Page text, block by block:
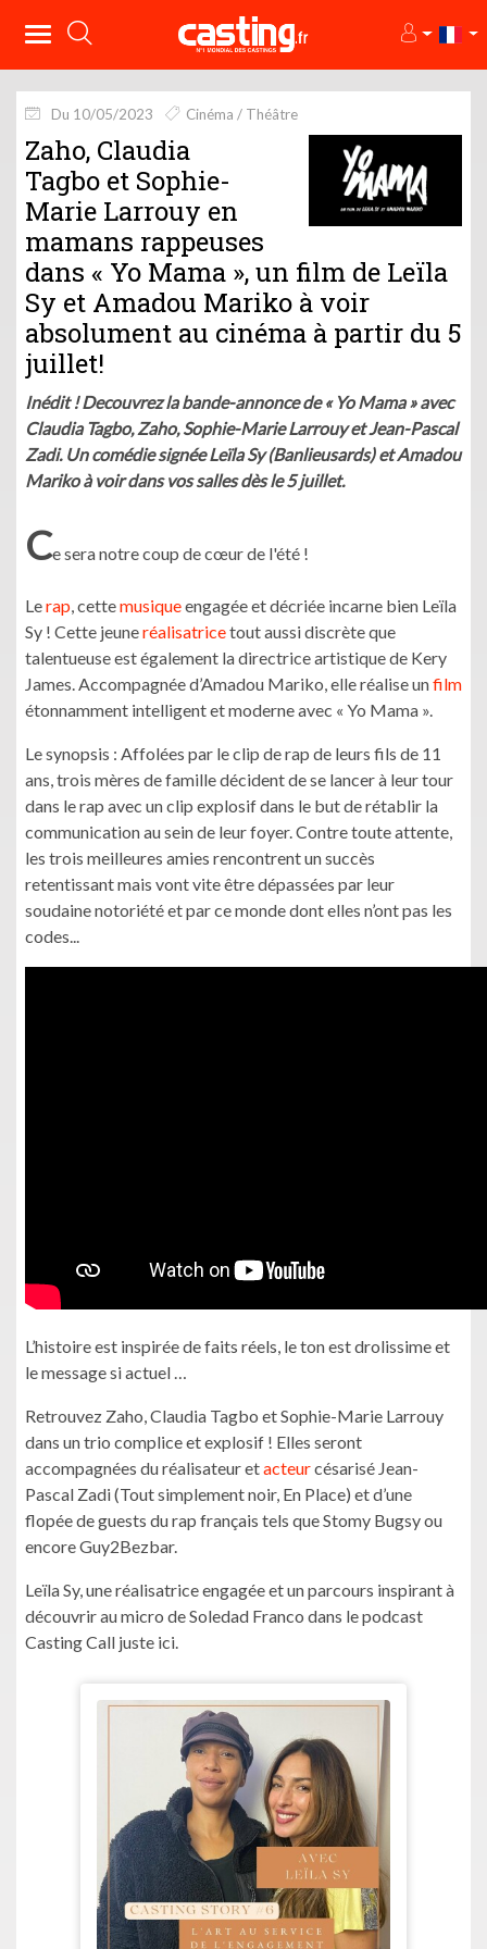
Du 10/05/2023 Cinéma / Théâtre
Zaho, Claudia
Tagbo et Sophie-
Marie Larrouy en
mamans rappeuses
dans « Yo Mama », un film de Leïla
Sy et Amadou Mariko à voir
absolument au cinéma à partir du 5
juillet!
Inédit ! Decouvrez la bande-annonce de « Yo Mama » avec
Claudia Tagbo, Zaho, Sophie-Marie Larrouy et Jean-Pascal
Zadi. Un comédie signée Leïla Sy (Banlieusards) et Amadou
Mariko à voir dans vos salles dès le 5 juillet.
Ce sera notre coup de cœur de l'été !
Lerap, cettemusiqueengagée et décriée incarne bien Leïla
Sy ! Cette jeuneréalisatricetout aussi discrète que
talentueuse est également la directrice artistique de Kery
James. Accompagnée d’Amadou Mariko, elle réalise unfilm
étonnamment intelligent et moderne avec « Yo Mama ».
Le synopsis : Affolées par le clip de rap de leurs fils de 11
ans, trois mères de famille décident de se lancer à leur tour
dans le rap avec un clip explosif dans le but de rétablir la
communication au sein de leur foyer. Contre toute attente,
les trois meilleures amies rencontrent un succès
retentissant mais vont vite être dépassées par leur
soudaine notoriété et par ce monde dont elles n’ont pas les
codes...
L’histoire est inspirée de faits réels, le ton est drolissime et
le message si actuel …
Retrouvez Zaho, Claudia Tagbo et Sophie-Marie Larrouy
dans un trio complice et explosif ! Elles seront
accompagnées du réalisateur etacteurcésarisé Jean-
Pascal Zadi (Tout simplement noir, En Place) et d’une
flopée de guests du rap français tels que Stomy Bugsy ou
encore Guy2Bezbar.
Leïla Sy, une réalisatrice engagée et un parcours inspirant à
découvrir au micro de Soledad Franco dans le podcast
Casting Call juste ici.